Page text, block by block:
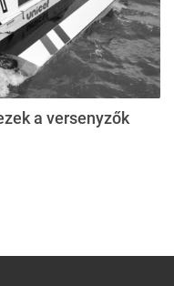
a versenyzők